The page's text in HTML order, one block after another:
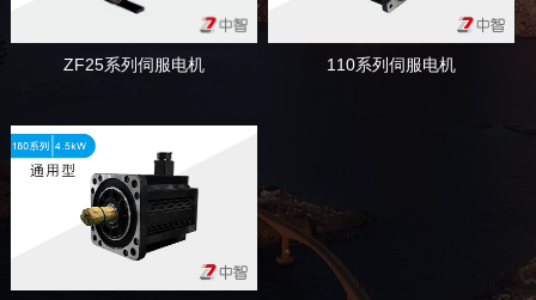
ZF25系列伺服电机 110系列伺服电机